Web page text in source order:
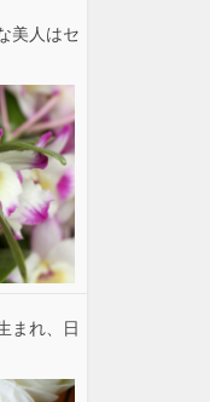
美人はセ
まれ、日